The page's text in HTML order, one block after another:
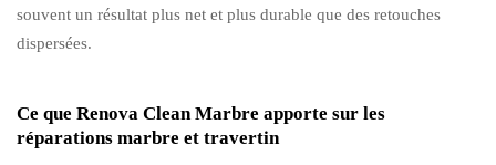
souvent un résultat plus net et plus durable que des retouches
dispersées.
Ce que Renova Clean Marbre apporte sur les
réparations marbre et travertin